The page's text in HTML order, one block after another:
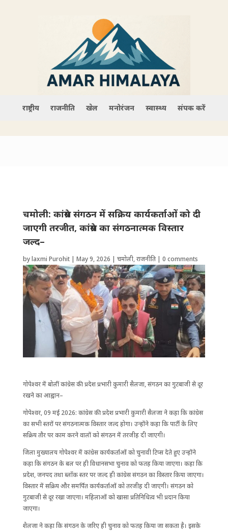
राष्ट्रीय राजनीति खेल मनोरंजन स्वास्थ्य संपर्क करें
चमोली: कांग्रेस संगठन में सक्रिय कार्यकर्ताओं को दी
जाएगी तरजीत, कांग्रेस का संगठनात्मक विस्तार
जल्द–
bylaxmi Purohit| May 9, 2026 | चमोली,राजनीति| 0 comments
गोपेश्वर में बोलीं कांग्रेस की प्रदेश प्रभारी कुमारी सैलजा, संगठन का गुटबाजी से दूर
रखने का आह्वान–
गोपेश्वर, 09 मई 2026: कांग्रेस की प्रदेश प्रभारी कुमारी सैलजा ने कहा कि कांग्रेस
का सभी स्तरों पर संगठनात्मक विस्तार जल्द होगा। उन्होंने कहा कि पार्टी के लिए
सक्रिय तौर पर काम करने वालों को संगठन में तरजीह दी जाएगी।
जिला मुख्यालय गोपेश्वर में कांग्रेस कार्यकर्ताओं को चुनावी टिप्स देते हुए उन्होंने
कहा कि संगठन के बल पर ही विधानसभा चुनाव को फतह किया जाएगा। कहा कि
प्रदेश, जनपद तथा ब्लाॅक स्तर पर जल्द ही कांग्रेस संगठन का विस्तार किया जाएगा।
विस्तार में सक्रिय और समर्पित कार्यकर्ताओं को तरजीह दी जाएगी। संगठन को
गुटबाजी से दूर रखा जाएगा। महिलाओं को खासा प्रतिनिधित्व भी प्रदान किया
जाएगा।
शैलजा ने कहा कि संगठन के जरिए ही चुनाव को फतह किया जा सकता है। इसके